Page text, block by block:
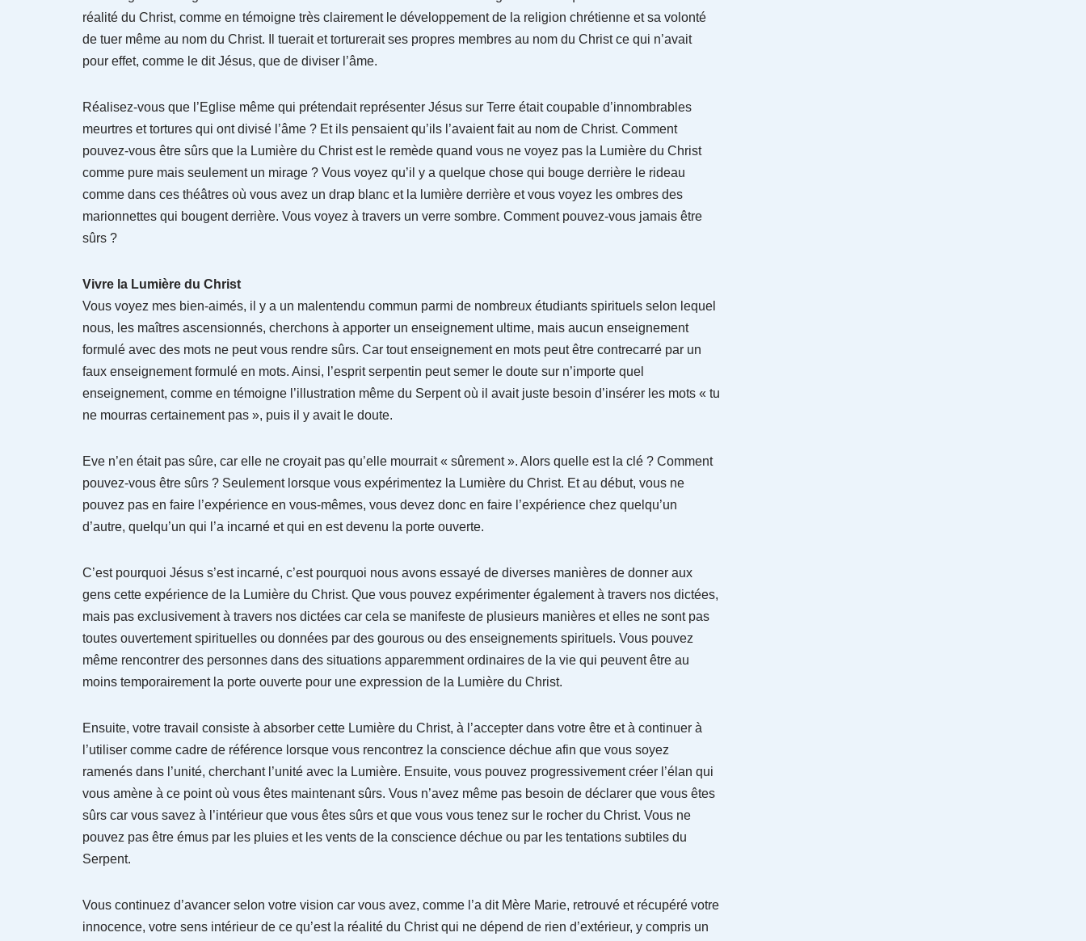
réalité du Christ, comme en témoigne très clairement le développement de la religion chrétienne et sa volonté
de tuer même au nom du Christ. Il tuerait et torturerait ses propres membres au nom du Christ ce qui n’avait
pour effet, comme le dit Jésus, que de diviser l’âme.
Réalisez-vous que l’Eglise même qui prétendait représenter Jésus sur Terre était coupable d’innombrables
meurtres et tortures qui ont divisé l’âme ? Et ils pensaient qu’ils l’avaient fait au nom de Christ. Comment
pouvez-vous être sûrs que la Lumière du Christ est le remède quand vous ne voyez pas la Lumière du Christ
comme pure mais seulement un mirage ? Vous voyez qu’il y a quelque chose qui bouge derrière le rideau
comme dans ces théâtres où vous avez un drap blanc et la lumière derrière et vous voyez les ombres des
marionnettes qui bougent derrière. Vous voyez à travers un verre sombre. Comment pouvez-vous jamais être
sûrs ?
Vivre la Lumière du Christ
Vous voyez mes bien-aimés, il y a un malentendu commun parmi de nombreux étudiants spirituels selon lequel
nous, les maîtres ascensionnés, cherchons à apporter un enseignement ultime, mais aucun enseignement
formulé avec des mots ne peut vous rendre sûrs. Car tout enseignement en mots peut être contrecarré par un
faux enseignement formulé en mots. Ainsi, l’esprit serpentin peut semer le doute sur n’importe quel
enseignement, comme en témoigne l’illustration même du Serpent où il avait juste besoin d’insérer les mots « tu
ne mourras certainement pas », puis il y avait le doute.
Eve n’en était pas sûre, car elle ne croyait pas qu’elle mourrait « sûrement ». Alors quelle est la clé ? Comment
pouvez-vous être sûrs ? Seulement lorsque vous expérimentez la Lumière du Christ. Et au début, vous ne
pouvez pas en faire l’expérience en vous-mêmes, vous devez donc en faire l’expérience chez quelqu’un
d’autre, quelqu’un qui l’a incarné et qui en est devenu la porte ouverte.
C’est pourquoi Jésus s’est incarné, c’est pourquoi nous avons essayé de diverses manières de donner aux
gens cette expérience de la Lumière du Christ. Que vous pouvez expérimenter également à travers nos dictées,
mais pas exclusivement à travers nos dictées car cela se manifeste de plusieurs manières et elles ne sont pas
toutes ouvertement spirituelles ou données par des gourous ou des enseignements spirituels. Vous pouvez
même rencontrer des personnes dans des situations apparemment ordinaires de la vie qui peuvent être au
moins temporairement la porte ouverte pour une expression de la Lumière du Christ.
Ensuite, votre travail consiste à absorber cette Lumière du Christ, à l’accepter dans votre être et à continuer à
l’utiliser comme cadre de référence lorsque vous rencontrez la conscience déchue afin que vous soyez
ramenés dans l’unité, cherchant l’unité avec la Lumière. Ensuite, vous pouvez progressivement créer l’élan qui
vous amène à ce point où vous êtes maintenant sûrs. Vous n’avez même pas besoin de déclarer que vous êtes
sûrs car vous savez à l’intérieur que vous êtes sûrs et que vous vous tenez sur le rocher du Christ. Vous ne
pouvez pas être émus par les pluies et les vents de la conscience déchue ou par les tentations subtiles du
Serpent.
Vous continuez d’avancer selon votre vision car vous avez, comme l’a dit Mère Marie, retrouvé et récupéré votre
innocence, votre sens intérieur de ce qu’est la réalité du Christ qui ne dépend de rien d’extérieur, y compris un